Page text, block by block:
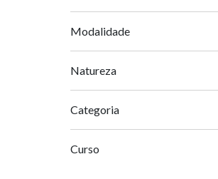
Modalidade
Natureza
Categoria
Curso